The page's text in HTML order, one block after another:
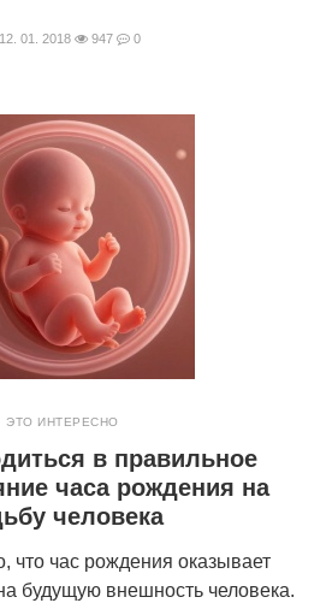
01. 2018 947 0
ЭТО ИНТЕРЕСНО
в правильное
часа рождения на
человека
что час рождения оказывает
будущую внешность человека.